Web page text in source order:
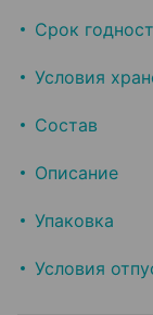
Срок
Условия
Состав
Описание
Упаковка
Условия